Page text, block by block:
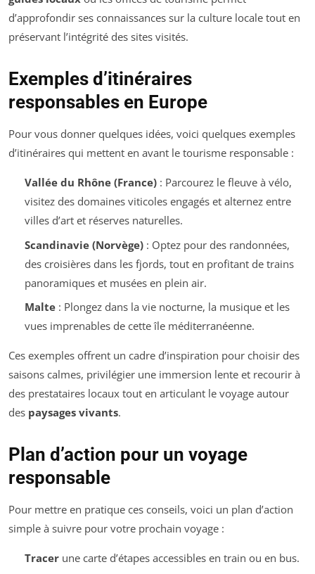
d’approfondir ses connaissances sur la culture locale tout en
préservant l’intégrité des sites visités.
Exemples d’itinéraires
responsables en Europe
Pour vous donner quelques idées, voici quelques exemples
d’itinéraires qui mettent en avant le tourisme responsable :
Vallée du Rhône (France): Parcourez le fleuve à vélo,
visitez des domaines viticoles engagés et alternez entre
villes d’art et réserves naturelles.
Scandinavie (Norvège): Optez pour des randonnées,
des croisières dans les fjords, tout en profitant de trains
panoramiques et musées en plein air.
Malte: Plongez dans la vie nocturne, la musique et les
vues imprenables de cette île méditerranéenne.
Ces exemples offrent un cadre d’inspiration pour choisir des
saisons calmes, privilégier une immersion lente et recourir à
des prestataires locaux tout en articulant le voyage autour
des paysages vivants.
Plan d’action pour un voyage
responsable
Pour mettre en pratique ces conseils, voici un plan d’action
simple à suivre pour votre prochain voyage :
Tracerune carte d’étapes accessibles en train ou en bus.